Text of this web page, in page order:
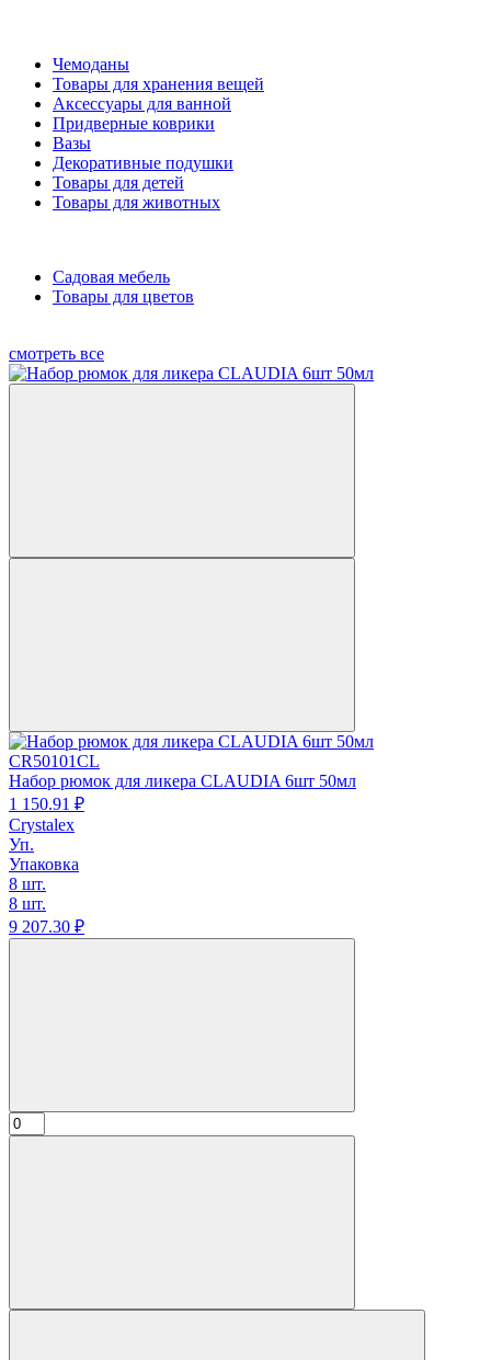
Чемоданы
Товары для хранения вещей
Аксессуары для ванной
Придверные коврики
Вазы
Декоративные подушки
Товары для детей
Товары для животных
Садовая мебель
Товары для цветов
смотреть все
CR50101CL
Набор рюмок для ликера CLAUDIA 6шт 50мл
1 150.91 ₽
Crystalex
Уп.
Упаковка
8 шт.
8 шт.
9 207.30 ₽